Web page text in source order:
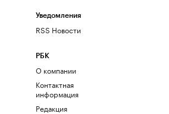
Уведомления
RSS Новости
РБК
О компании
Контактная
информация
Редакция